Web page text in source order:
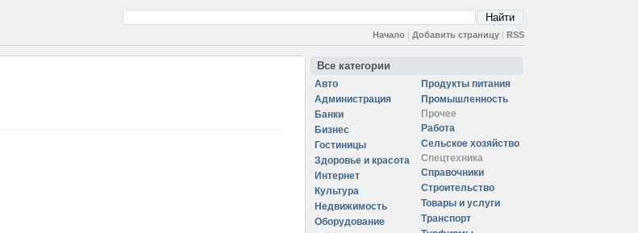
Начало | Добавить страницу | RSS
Все категории
Авто
Администрация
Банки
Бизнес
Гостиницы
Здоровье и красота
Интернет
Культура
Недвижимость
Оборудование
Продукты питания
Промышленность
Прочее
Работа
Сельское хозяйство
Спецтехника
Справочники
Строительство
Товары и услуги
Транспорт